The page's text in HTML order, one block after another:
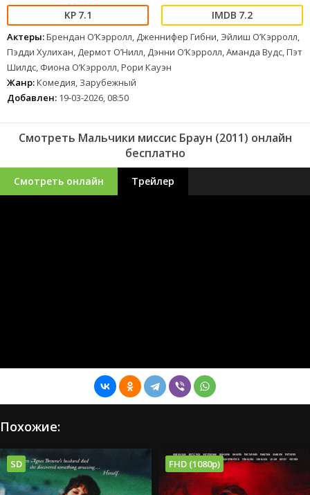
7.1 7.2
Актеры:Брендан О’Кэрролл, Дженнифер Гибни, Эйлиш О’Кэрролл,
Пэдди Хулихан, Дермот О’Нилл, Дэнни О’Кэрролл, Аманда Вудс, Пэт
Шилдс, Фиона О’Кэрролл, Рори Кауэн
Жанр:Комедия, Зарубежный
Добавлен: 19-03-2026, 08:50
Смотреть Мальчики миссис Браун (2011) онлайн
бесплатно
Смотреть онлайн Трейлер
Похожие:
SD FHD (1080p)